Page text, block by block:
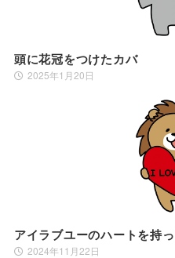
頭に花冠をつけたカバ
2025年1月20日
アイラブユーのハートを持
2024年11月22日